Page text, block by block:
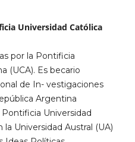
Universidad Católica
por la Pontificia
(UCA). Es becario
de In- vestigaciones
Argentina
Universidad
Universidad Austral (UA)